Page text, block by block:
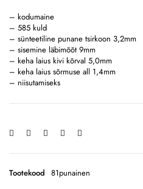
– kodumaine
– 585 kuld
– sünteetiline punane tsirkoon 3,2mm
– sisemine läbimõõt 9mm
– keha laius kivi kõrval 5,0mm
– keha laius sõrmuse all 1,4mm
– niisutamiseks
Tootekood 81punainen